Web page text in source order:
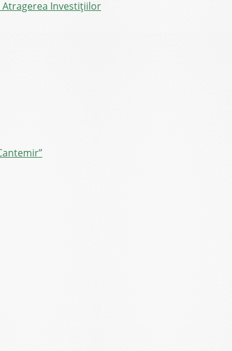
Atragerea Investițiilor